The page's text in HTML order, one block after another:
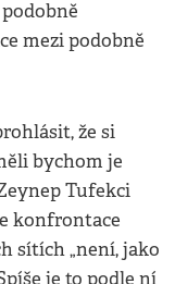
mezi podobně
že si
bychom je
Tufekci
konfrontace
sítích „není, jako
je to podle ní